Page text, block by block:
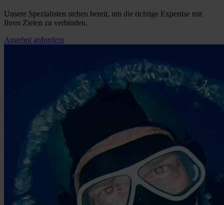
Unsere Spezialisten stehen bereit, um die richtige Expertise mit
Ihren Zielen zu verbinden.
Angebot anfordern